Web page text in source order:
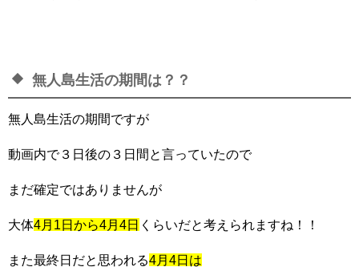
無人島生活の期間は？？
無人島生活の期間ですが
動画内で３日後の３日間と言っていたので
まだ確定ではありませんが
大体4月1日から4月4日 くらいだと考えられますね！！
また最終日だと思われる4月4日は